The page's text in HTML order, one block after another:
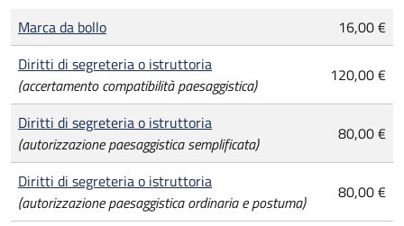
Tipo di pagamento
Importo
Marca da bollo
16,00 €
Diritti di segreteria o istruttoria
(accertamento compatibilità paesaggistica)
120,00 €
Diritti di segreteria o istruttoria
(autorizzazione paesaggistica semplificata)
80,00 €
Diritti di segreteria o istruttoria
(autorizzazione paesaggistica ordinaria e postuma)
80,00 €